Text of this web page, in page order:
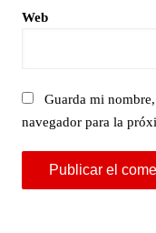
Web
Guarda mi
navegador para la